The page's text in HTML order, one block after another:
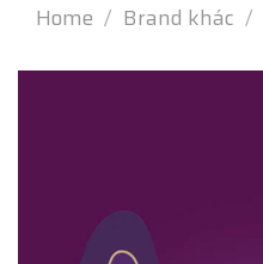
Home / Brand khác /